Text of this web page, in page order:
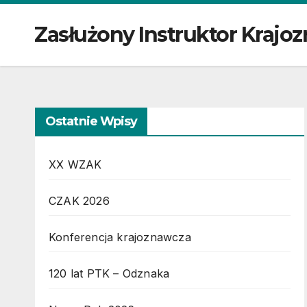
Zasłużony Instruktor
Ostatnie Wpisy
XX WZAK
CZAK 2026
Konferencja krajoznawcza
120 lat PTK – Odznaka